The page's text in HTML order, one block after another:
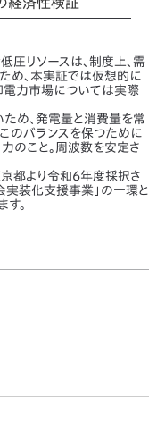
リソースは、制度上、需
め、本実証では仮想的に
電力市場については実際
め、発電量と消費量を常
のバランスを保つために
のこと。周波数を安定さ
都より令和6年度採択さ
装化支援事業」の一環と
。